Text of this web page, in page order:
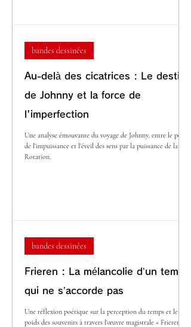
Au-delà des cicatrices : Le destin
de Johnny et la force de
l'imperfection
Une analyse émouvante du voyage de Johnny, entre le poids
de l'impuissance et l'éveil des sens par la puissance de la
Rotation.
bandes dessinées
Frieren : La mélancolie d’un temps
qui ne s’accorde pas
Une réflexion poétique sur la perception du temps et le
poids des souvenirs à travers l'œuvre magistrale « Frieren ».
bandes dessinées